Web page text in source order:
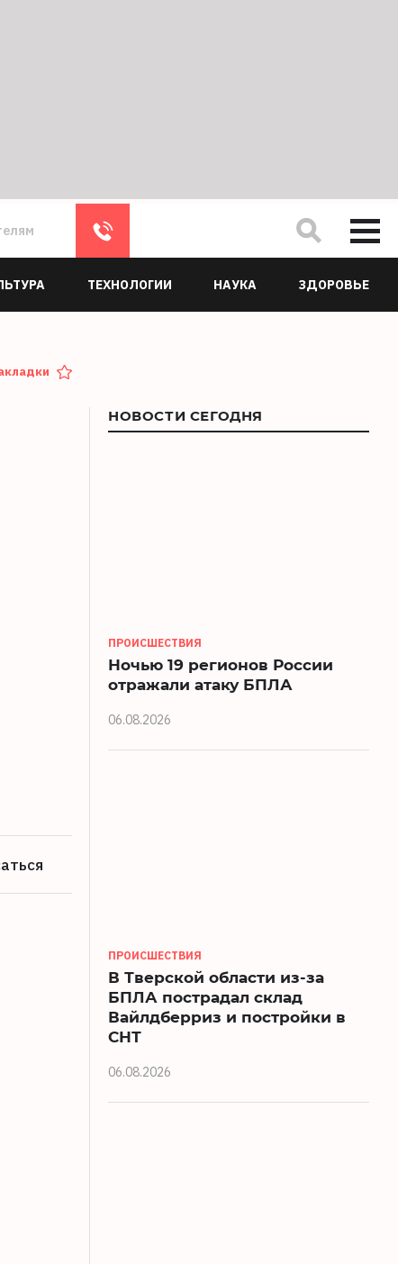
ТЕХНОЛОГИИ НАУКА ЗДОРОВЬЕ
НОВОСТИ СЕГОДНЯ
ПРОИСШЕСТВИЯ
Ночью 19 регионов России
отражали атаку БПЛА
06.08.2026
ПРОИСШЕСТВИЯ
В Тверской области из-за
БПЛА пострадал склад
Вайлдберриз и постройки в
СНТ
06.08.2026